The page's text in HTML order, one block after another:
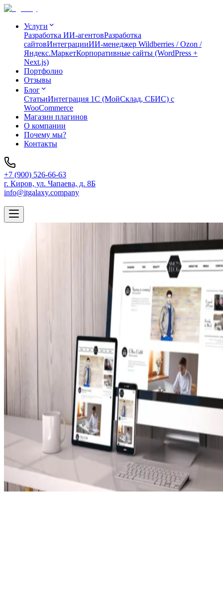
Услуги
Разработка ИИ-агентовРазработка
сайтовИнтеграцииИИ-менеджер Wildberries / Ozon /
Яндекс.МаркетКорпоративные сайты (WordPress +
Next.js)
Портфолио
Отзывы
Блог
СтатьиИнтеграция 1C (МойСклад, СБИС) с
WooCommerce
Магазин плагинов
О компании
Почему мы?
Контакты
+7 (900) 526-66-63
г. Киров, ул. Чапаева, д. 8Б
info@itgalaxy.company